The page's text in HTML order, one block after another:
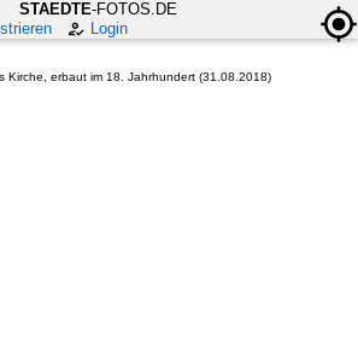
STAEDTE-FOTOS.DE
Login
Kirche, erbaut im 18. Jahrhundert (31.08.2018)